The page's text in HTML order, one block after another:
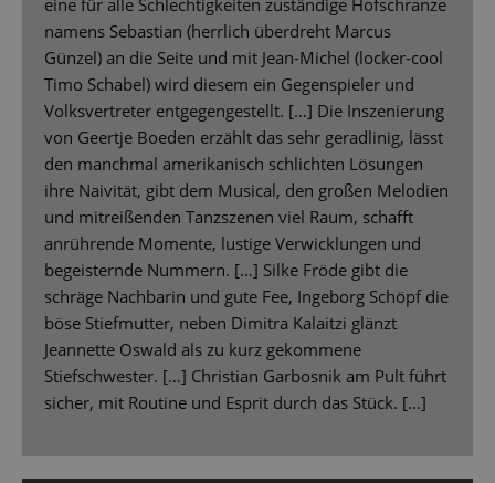
namens Sebastian (herrlich überdreht Marcus
Günzel) an die Seite und mit Jean-Michel (locker-cool
Timo Schabel) wird diesem ein Gegenspieler und
Volksvertreter entgegengestellt. […] Die Inszenierung
von Geertje Boeden erzählt das sehr geradlinig, lässt
den manchmal amerikanisch schlichten Lösungen
ihre Naivität, gibt dem Musical, den großen Melodien
und mitreißenden Tanzszenen viel Raum, schafft
anrührende Momente, lustige Verwicklungen und
begeisternde Nummern. […] Silke Fröde gibt die
schräge Nachbarin und gute Fee, Ingeborg Schöpf die
böse Stiefmutter, neben Dimitra Kalaitzi glänzt
Jeannette Oswald als zu kurz gekommene
Stiefschwester. […] Christian Garbosnik am Pult führt
sicher, mit Routine und Esprit durch das Stück. [...]